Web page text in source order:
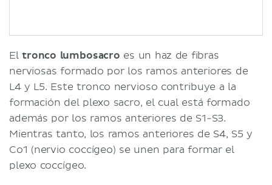
Eltronco lumbosacro es un haz de fibras
nerviosas formado por los ramos anteriores de
L4 y L5. Este tronco nervioso contribuye a la
formación del plexo sacro, el cual está formado
además por los ramos anteriores de S1-S3.
Mientras tanto, los ramos anteriores de S4, S5 y
Co1 (nervio coccígeo) se unen para formar el
plexo coccígeo.